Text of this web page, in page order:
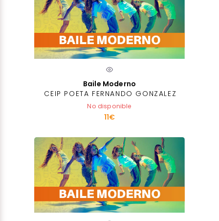
Baile Moderno
CEIP POETA FERNANDO GONZALEZ
No disponible
11€